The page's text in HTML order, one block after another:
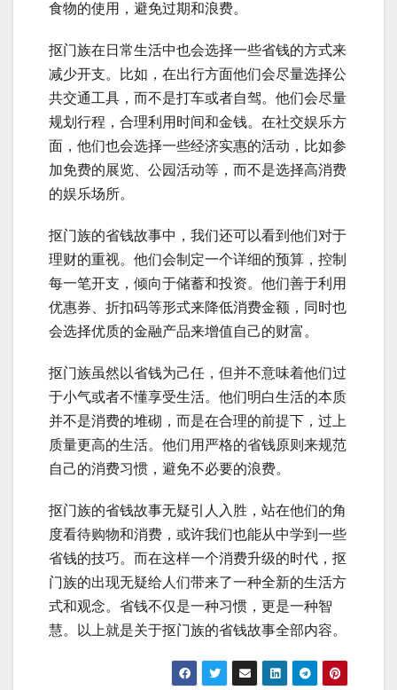
食物的使用，避免过期和浪费。
抠门族在日常生活中也会选择一些省钱的方式来
减少开支。比如，在出行方面他们会尽量选择公
共交通工具，而不是打车或者自驾。他们会尽量
规划行程，合理利用时间和金钱。在社交娱乐方
面，他们也会选择一些经济实惠的活动，比如参
加免费的展览、公园活动等，而不是选择高消费
的娱乐场所。
抠门族的省钱故事中，我们还可以看到他们对于
理财的重视。他们会制定一个详细的预算，控制
每一笔开支，倾向于储蓄和投资。他们善于利用
优惠券、折扣码等形式来降低消费金额，同时也
会选择优质的金融产品来增值自己的财富。
抠门族虽然以省钱为己任，但并不意味着他们过
于小气或者不懂享受生活。他们明白生活的本质
并不是消费的堆砌，而是在合理的前提下，过上
质量更高的生活。他们用严格的省钱原则来规范
自己的消费习惯，避免不必要的浪费。
抠门族的省钱故事无疑引人入胜，站在他们的角
度看待购物和消费，或许我们也能从中学到一些
省钱的技巧。而在这样一个消费升级的时代，抠
门族的出现无疑给人们带来了一种全新的生活方
式和观念。省钱不仅是一种习惯，更是一种智
慧。以上就是关于抠门族的省钱故事全部内容。